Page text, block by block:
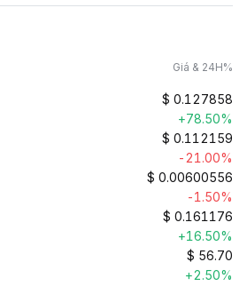
Giá & 24H%
$ 0.127858
+78.50%
$ 0.112159
-21.00%
$ 0.00600556
-1.50%
$ 0.161176
+16.50%
$ 56.70
+2.50%